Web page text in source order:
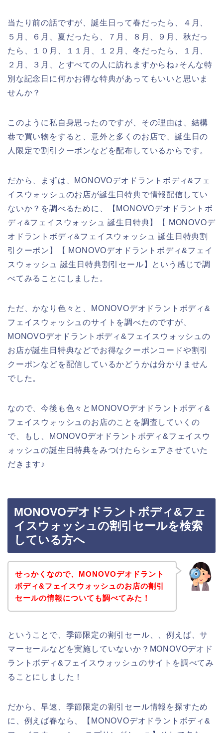
当たり前の話ですが、誕生日って春だったら、４月、
５月、６月、夏だったら、７月、８月、９月、秋だっ
たら、１０月、１１月、１２月、冬だったら、１月、
２月、３月、とすべての人に訪れますからね♪そんな特
別な記念日に何かお得な特典があってもいいと思いま
せんか？
このように私自身思ったのですが、その理由は、結構
巷で買い物をすると、意外と多くのお店で、誕生日の
人限定で割引クーポンなどを配布しているからです。
だから、まずは、MONOVOデオドラントボディ&フェ
イスウォッシュのお店が誕生日特典で情報配信してい
ないか？を調べるために、【MONOVOデオドラントボ
ディ&フェイスウォッシュ 誕生日特典】【 MONOVOデ
オドラントボディ&フェイスウォッシュ 誕生日特典割
引クーポン】【 MONOVOデオドラントボディ&フェイ
スウォッシュ 誕生日特典割引セール】という感じで調
べてみることにしました。
ただ、かなり色々と、MONOVOデオドラントボディ&
フェイスウォッシュのサイトを調べたのですが、
MONOVOデオドラントボディ&フェイスウォッシュの
お店が誕生日特典などでお得なクーポンコードや割引
クーポンなどを配信しているかどうかは分かりません
でした。
なので、今後も色々とMONOVOデオドラントボディ&
フェイスウォッシュのお店のことを調査していくの
で、もし、MONOVOデオドラントボディ&フェイスウ
ォッシュの誕生日特典をみつけたらシェアさせていた
だきます♪
MONOVOデオドラントボディ&フェ
イスウォッシュの割引セールを検索
している方へ
せっかくなので、MONOVOデオドラント
ボディ&フェイスウォッシュのお店の割引
セールの情報についても調べてみた！
ということで、季節限定の割引セール、、例えば、サ
マーセールなどを実施していないか？MONOVOデオド
ラントボディ&フェイスウォッシュのサイトを調べてみ
ることにしました！
だから、早速、季節限定の割引セール情報を探すため
に、例えば春なら、【MONOVOデオドラントボディ&